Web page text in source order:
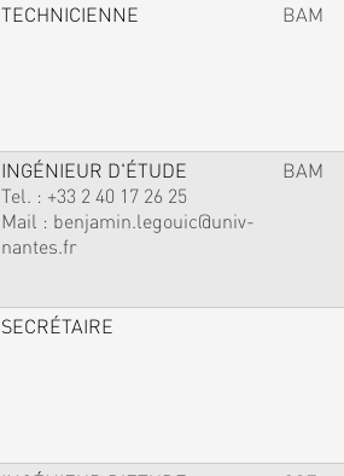
TECHNICIENNE BAM
INGÉNIEUR D'ÉTUDE
Tel. : +33 2 40 17 26 25
Mail : benjamin.legouic@univ-
nantes.fr
BAM
SECRÉTAIRE